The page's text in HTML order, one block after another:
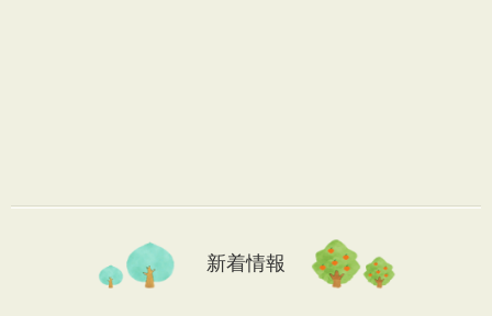
新着情報